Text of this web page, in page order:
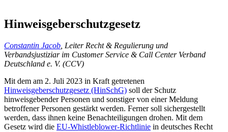
Hinweisgeberschutzgesetz
Constantin Jacob , Leiter Recht & Regulierung und
Verbandsjustiziar im Customer Service & Call Center Verband
Deutschland e. V. (CCV)
Mit dem am 2. Juli 2023 in Kraft getretenen
Hinweisgeberschutzgesetz (HinSchG) soll der Schutz
hinweisgebender Personen und sonstiger von einer Meldung
betroffener Personen gestärkt werden. Ferner soll sichergestellt
werden, dass ihnen keine Benachteiligungen drohen. Mit dem
Gesetz wird die EU-Whistleblower-Richtlinie in deutsches Recht